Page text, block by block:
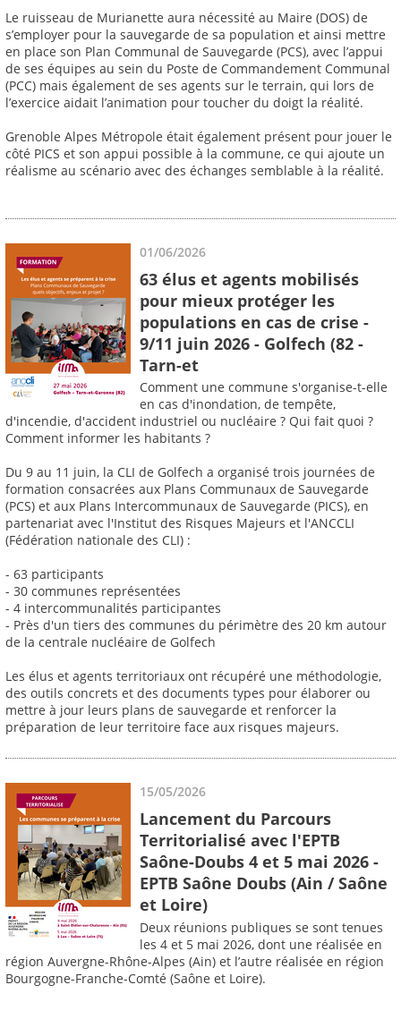
Le ruisseau de Murianette aura nécessité au Maire (DOS) de
s’employer pour la sauvegarde de sa population et ainsi mettre
en place son Plan Communal de Sauvegarde (PCS), avec l’appui
de ses équipes au sein du Poste de Commandement Communal
(PCC) mais également de ses agents sur le terrain, qui lors de
l’exercice aidait l’animation pour toucher du doigt la réalité.
Grenoble Alpes Métropole était également présent pour jouer le
côté PICS et son appui possible à la commune, ce qui ajoute un
réalisme au scénario avec des échanges semblable à la réalité.
01/06/2026
63 élus et agents mobilisés
pour mieux protéger les
populations en cas de crise -
9/11 juin 2026 - Golfech (82 -
Tarn-et
Comment une commune s'organise-t-elle
en cas d'inondation, de tempête,
d'incendie, d'accident industriel ou nucléaire ? Qui fait quoi ?
Comment informer les habitants ?
Du 9 au 11 juin, la CLI de Golfech a organisé trois journées de
formation consacrées aux Plans Communaux de Sauvegarde
(PCS) et aux Plans Intercommunaux de Sauvegarde (PICS), en
partenariat avec l'Institut des Risques Majeurs et l'ANCCLI
(Fédération nationale des CLI) :
- 63 participants
- 30 communes représentées
- 4 intercommunalités participantes
- Près d'un tiers des communes du périmètre des 20 km autour
de la centrale nucléaire de Golfech
Les élus et agents territoriaux ont récupéré une méthodologie,
des outils concrets et des documents types pour élaborer ou
mettre à jour leurs plans de sauvegarde et renforcer la
préparation de leur territoire face aux risques majeurs.
15/05/2026
Lancement du Parcours
Territorialisé avec l'EPTB
Saône-Doubs 4 et 5 mai 2026 -
EPTB Saône Doubs (Ain / Saône
et Loire)
Deux réunions publiques se sont tenues
les 4 et 5 mai 2026, dont une réalisée en
région Auvergne-Rhône-Alpes (Ain) et l’autre réalisée en région
Bourgogne-Franche-Comté (Saône et Loire).